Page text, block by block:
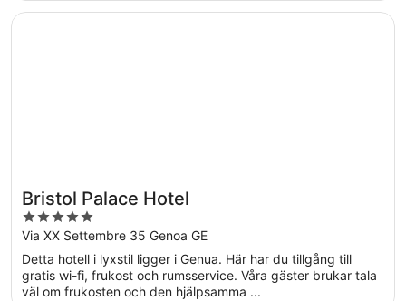
Bristol Palace Hotel
5
out
of
5
Via XX Settembre 35 Genoa GE
Detta hotell i lyxstil ligger i Genua. Här har du tillgång till
gratis wi-fi, frukost och rumsservice. Våra gäster brukar tala
väl om frukosten och den hjälpsamma ...
Öppnas i ett nytt fönster
Bristol Palace Hotel